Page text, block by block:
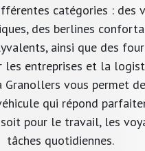
catégories : des
des berlines
ainsi que des
les entreprises et la
Granollers vous permet
qui répond
soit pour le travail, les
tâches quotidiennes.